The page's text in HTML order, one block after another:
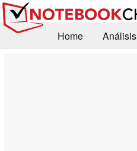
Home Análisis